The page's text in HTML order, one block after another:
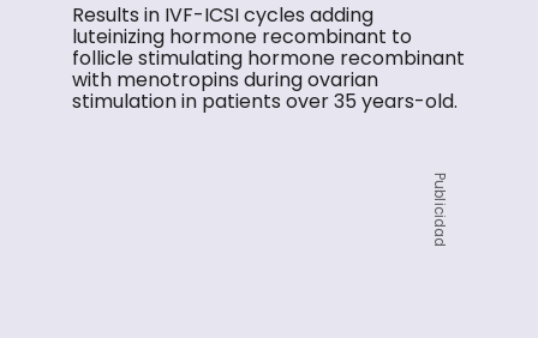
Results in IVF-ICSI cycles adding
luteinizing hormone recombinant to
follicle stimulating hormone recombinant
with menotropins during ovarian
stimulation in patients over 35 years-old.
Publicidad